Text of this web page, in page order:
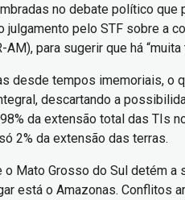
no debate político
pelo STF sobre a
para sugerir que há “muita
desde tempos imemoriais, o
descartando a
da extensão total das TIs
2% da extensão das terras.
Mato Grosso do Sul detém
está o Amazonas.